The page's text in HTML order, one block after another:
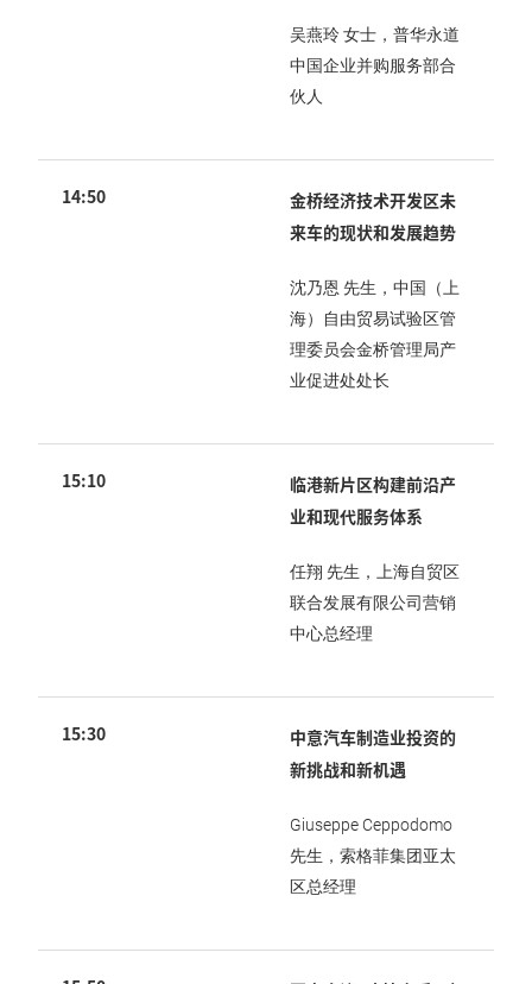
吴燕玲 女士，普华永道
中国企业并购服务部合
伙人
14:50
金桥经济技术开发区未
来车的现状和发展趋势
沈乃恩 先生，中国（上
海）自由贸易试验区管
理委员会金桥管理局产
业促进处处长
15:10
临港新片区构建前沿产
业和现代服务体系
任翔 先生，上海自贸区
联合发展有限公司营销
中心总经理
15:30
中意汽车制造业投资的
新挑战和新机遇
Giuseppe Ceppodomo
先生，索格菲集团亚太
区总经理